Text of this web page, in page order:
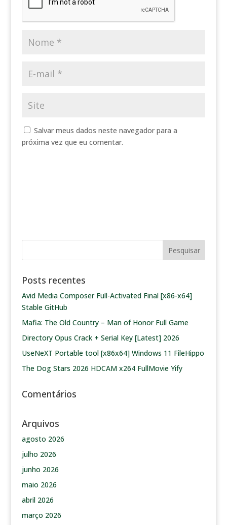
Salvar meus dados neste navegador para a
próxima vez que eu comentar.
Posts recentes
Avid Media Composer Full-Activated Final [x86-x64]
Stable GitHub
Mafia: The Old Country – Man of Honor Full Game
Directory Opus Crack + Serial Key [Latest] 2026
UseNeXT Portable tool [x86x64] Windows 11 FileHippo
The Dog Stars 2026 HDCAM x264 FullMovie Yify
Comentários
Arquivos
agosto 2026
julho 2026
junho 2026
maio 2026
abril 2026
março 2026